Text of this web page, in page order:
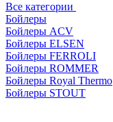
Все категории
Бойлеры
Бойлеры ACV
Бойлеры ELSEN
Бойлеры FERROLI
Бойлеры ROMMER
Бойлеры Royal Thermo
Бойлеры STOUT